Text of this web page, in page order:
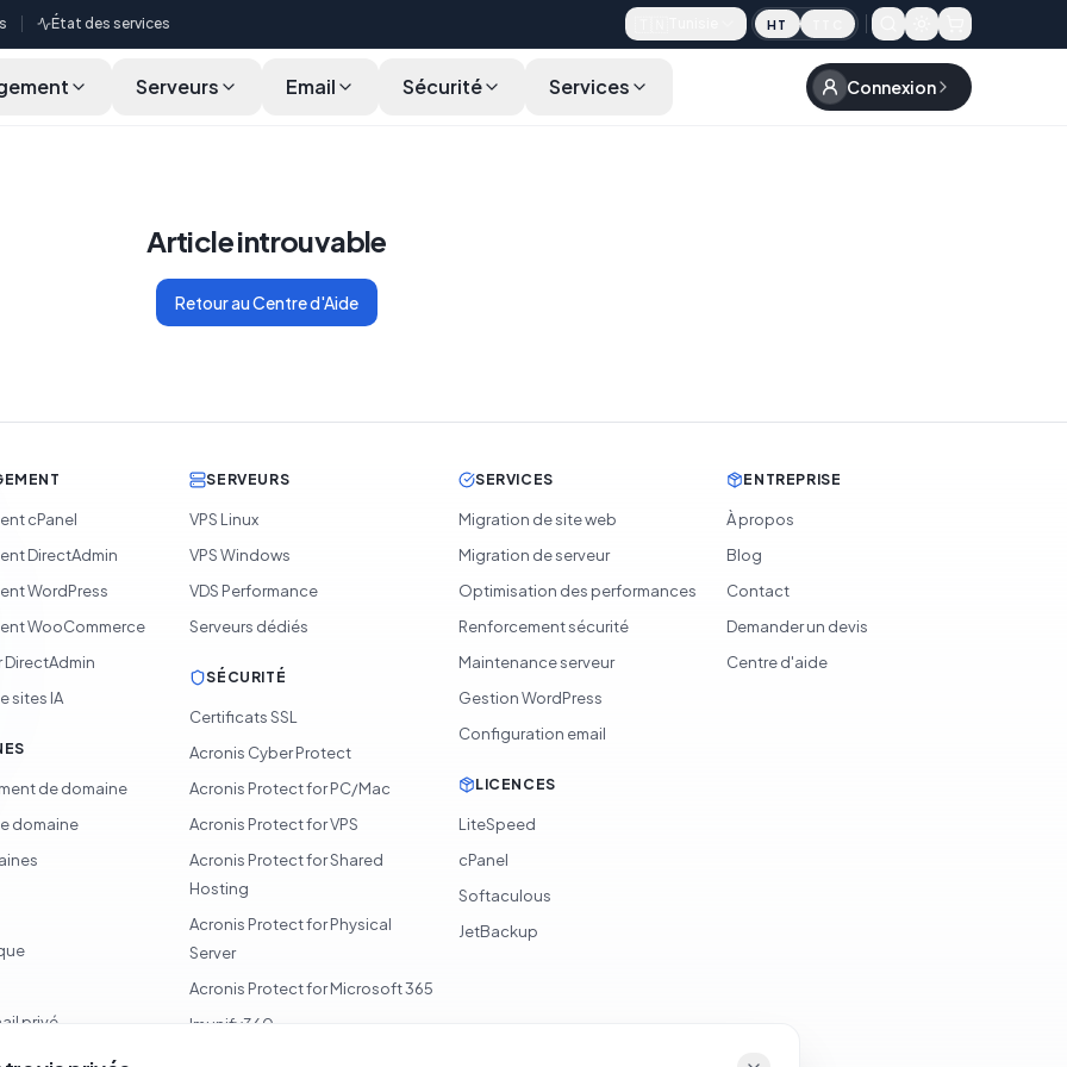
État des services HT
Serveurs Email Sécurité Services Connexion
Article introuvable
Retour au Centre d'Aide
cPanel
DirectAdmin
WordPress
WooCommerce
DirectAdmin
sites IA
de domaine
domaine
privé
SERVEURS
VPS Linux
VPS Windows
VDS Performance
Serveurs dédiés
SÉCURITÉ
Certificats SSL
Acronis Cyber Protect
Acronis Protect for PC/Mac
Acronis Protect for VPS
Acronis Protect for Shared
Hosting
Acronis Protect for Physical
Server
Acronis Protect for Microsoft 365
Imunify360
SERVICES
Migration de site web
Migration de serveur
Optimisation des performances
Renforcement sécurité
Maintenance serveur
Gestion WordPress
Configuration email
LICENCES
LiteSpeed
cPanel
Softaculous
JetBackup
ENTREPRISE
À propos
Blog
Contact
Demander un devis
Centre d'aide